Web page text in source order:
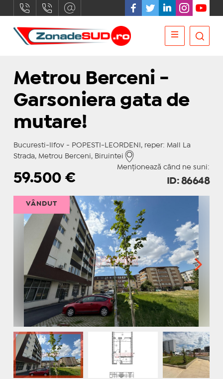
Metrou Berceni -
Garsoniera gata de
mutare!
Bucuresti-Ilfov - POPESTI-LEORDENI, reper: Mall La
Strada, Metrou Berceni, Biruintei
Menționează când ne suni:
59.500€ ID: 86648
VÂNDUT